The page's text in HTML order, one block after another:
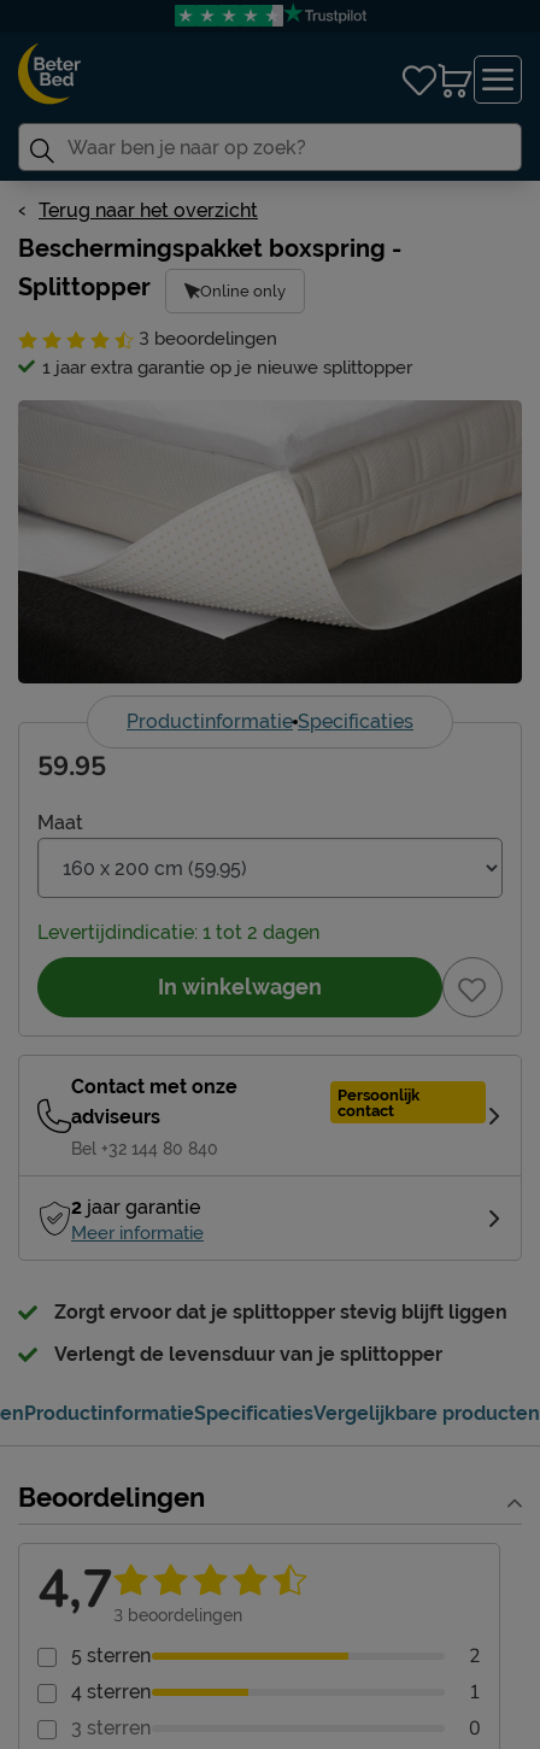
Terug naar het overzicht
Beschermingspakket boxspring -
Splittopper
Online only
3 beoordelingen
1 jaar extra garantie op je nieuwe splittopper
Productinformatie Specificaties
Maat
59.95
Levertijdindicatie: 1 tot 2 dagen
In winkelwagen
Contact met onze
adviseurs
Persoonlijk
contact
Bel +32 144 80 840
2 jaar garantie
Meer informatie
Zorgt ervoor dat je splittopper stevig blijft liggen
Verlengt de levensduur van je splittopper
ProductinformatieSpecificatiesVergelijkbare producten
Beoordelingen
4,73 beoordelingen
5 sterren 2
4 sterren 1
3 sterren 0